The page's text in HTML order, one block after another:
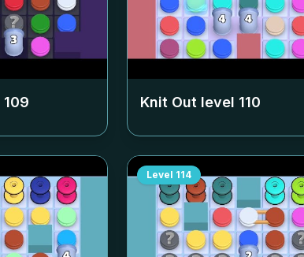
109 Knit Out level 110
Level 114